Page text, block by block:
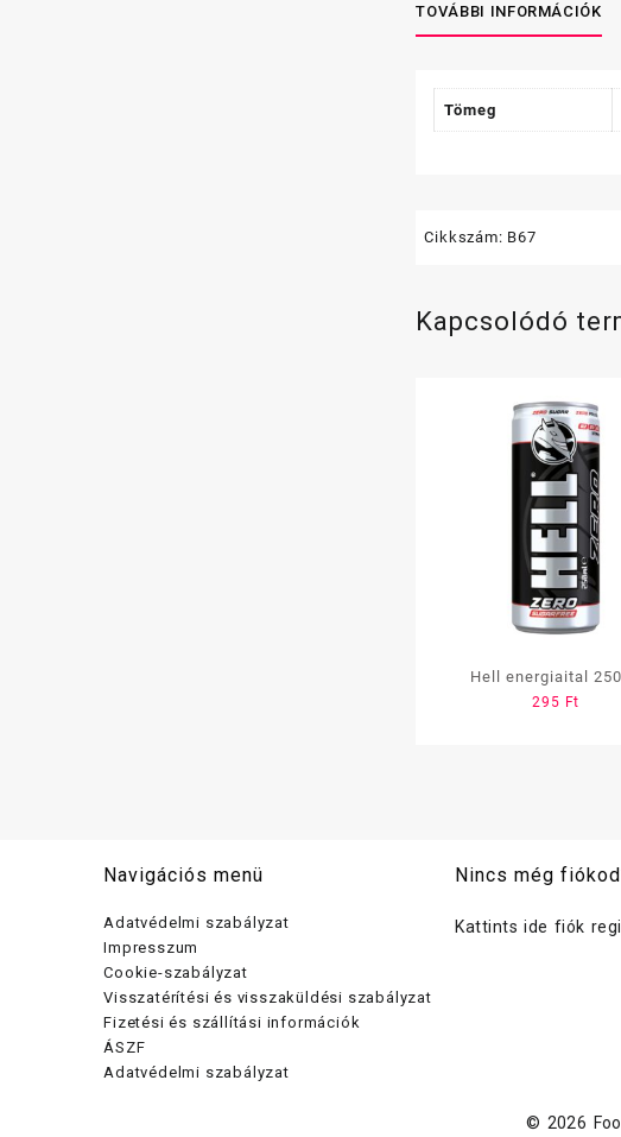
TOVÁBBI INFORMÁCIÓK
Tömeg
Cikkszám: B67
Kapcsolódó
Hell energiaital
ZERO calories
295 Ft
Navigációs menü
Adatvédelmi szabályzat
Impresszum
Cookie-szabályzat
Visszatérítési és visszaküldési szabályzat
Fizetési és szállítási információk
ÁSZF
Adatvédelmi szabályzat
Nincs még
Kattints ide fiók
© 2026